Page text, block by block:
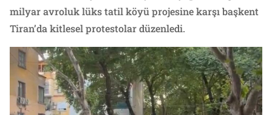
milyar avroluk lüks tatil köyü projesine karşı başkent
Tiran’da kitlesel protestolar düzenledi.